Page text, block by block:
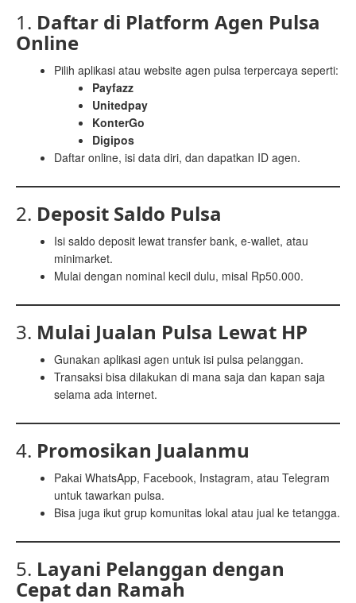
1. Daftar di Platform Agen Pulsa
Online
Pilih aplikasi atau website agen pulsa terpercaya seperti:
Payfazz
Unitedpay
KonterGo
Digipos
Daftar online, isi data diri, dan dapatkan ID agen.
2. Deposit Saldo Pulsa
Isi saldo deposit lewat transfer bank, e-wallet, atau
minimarket.
Mulai dengan nominal kecil dulu, misal Rp50.000.
3. Mulai Jualan Pulsa Lewat HP
Gunakan aplikasi agen untuk isi pulsa pelanggan.
Transaksi bisa dilakukan di mana saja dan kapan saja
selama ada internet.
4. Promosikan Jualanmu
Pakai WhatsApp, Facebook, Instagram, atau Telegram
untuk tawarkan pulsa.
Bisa juga ikut grup komunitas lokal atau jual ke tetangga.
5. Layani Pelanggan dengan
Cepat dan Ramah